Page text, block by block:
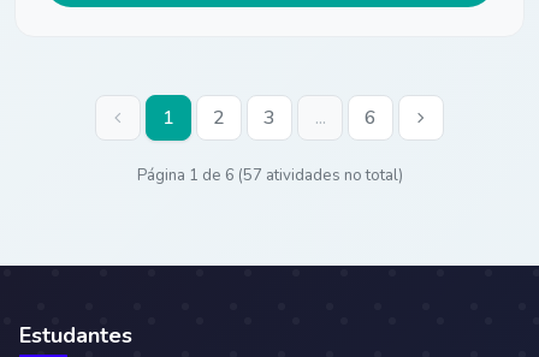
chevron_left 1 2 3 ... 6 chevron_right
Página 1 de 6 (57 atividades no total)
Estudantes